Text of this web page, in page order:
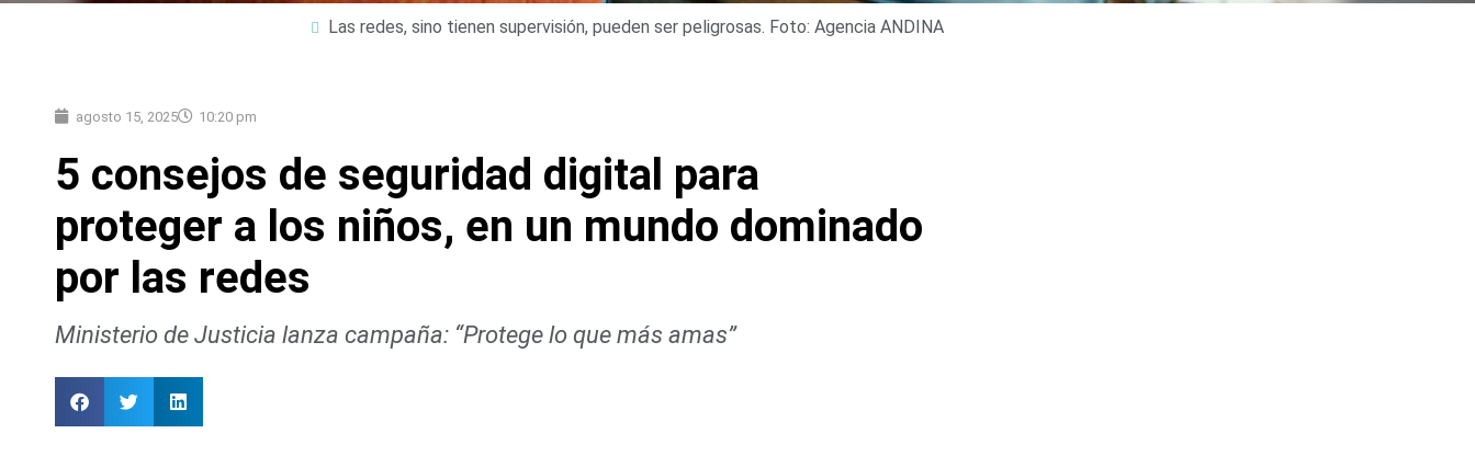
Las redes, sino tienen supervisión, pueden ser peligrosas. Foto: Agencia ANDINA
agosto 15, 2025 10:20 pm
5 consejos de seguridad digital para
proteger a los niños, en un mundo dominado
por las redes
Ministerio de Justicia lanza campaña: “Protege lo que más amas”